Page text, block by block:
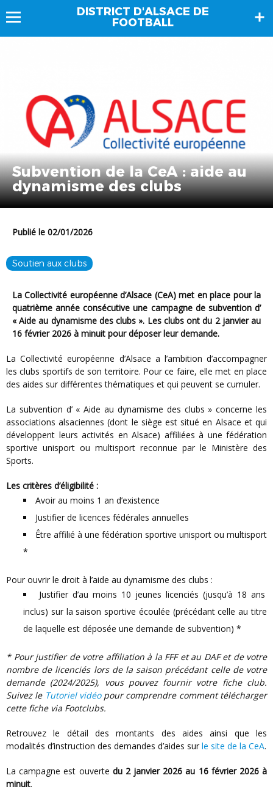
DISTRICT D'ALSACE DE
FOOTBALL
Subvention de la CeA : aide au
dynamisme des clubs
Publié le 02/01/2026
Soutien aux clubs
La Collectivité européenne d’Alsace (CeA) met en place pour la
quatrième année consécutive une campagne de subvention d’
« Aide au dynamisme des clubs ». Les clubs ont du 2 janvier au
16 février 2026 à minuit pour déposer leur demande.
La Collectivité européenne d’Alsace a l’ambition d’accompagner
les clubs sportifs de son territoire. Pour ce faire, elle met en place
des aides sur différentes thématiques et qui peuvent se cumuler.
La subvention d’ « Aide au dynamisme des clubs » concerne les
associations alsaciennes (dont le siège est situé en Alsace et qui
développent leurs activités en Alsace) affiliées à une fédération
sportive unisport ou multisport reconnue par le Ministère des
Sports.
Les critères d’éligibilité :
Avoir au moins 1 an d’existence
Justifier de licences fédérales annuelles
Être affilié à une fédération sportive unisport ou multisport
*
Pour ouvrir le droit à l’aide au dynamisme des clubs :
Justifier d’au moins 10 jeunes licenciés (jusqu’à 18 ans
inclus) sur la saison sportive écoulée (précédant celle au titre
de laquelle est déposée une demande de subvention) *
* Pour justifier de votre affiliation à la FFF et au DAF et de votre
nombre de licenciés lors de la saison précédant celle de votre
demande (2024/2025), vous pouvez fournir votre fiche club.
Suivez le
tutoriel vidéopour comprendre comment télécharger
cette fiche via Footclubs.
Retrouvez le détail des montants des aides ainsi que les
modalités d’instruction des demandes d’aides sur le site de la CeA.
La campagne est ouverte du 2 janvier 2026 au 16 février 2026 à
minuit.